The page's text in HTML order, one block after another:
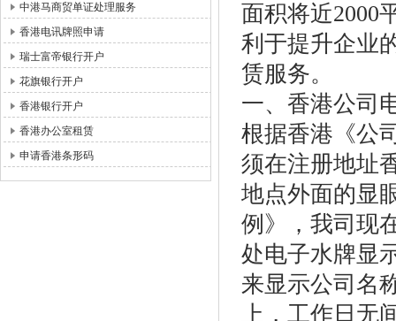
中港马商贸单证处理服务
香港电讯牌照申请
瑞士富帝银行开户
花旗银行开户
香港银行开户
香港办公室租赁
申请香港条形码
面积将近2000
利于提升企业
赁服务。
一、香港公司
根据香港《公
须在注册地址
地点外面的显
例》，我司现
处电子水牌显
来显示公司名
上，工作日无